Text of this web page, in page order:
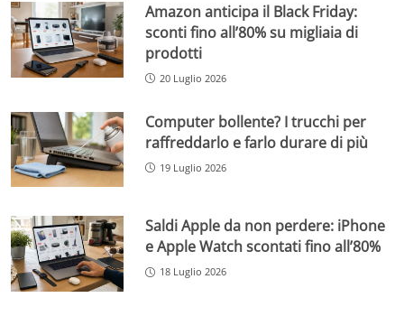
Amazon anticipa il Black Friday:
sconti fino all’80% su migliaia di
prodotti
20 Luglio 2026
Computer bollente? I trucchi per
raffreddarlo e farlo durare di più
19 Luglio 2026
Saldi Apple da non perdere: iPhone
e Apple Watch scontati fino all’80%
18 Luglio 2026